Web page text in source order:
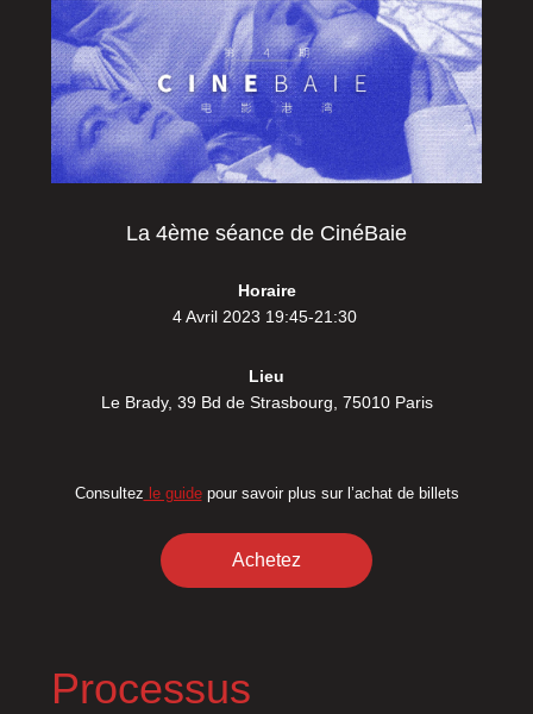
La 4ème séance de CinéBaie
Horaire
4 Avril 2023 19:45-21:30
Lieu
Le Brady, 39 Bd de Strasbourg, 75010 Paris
Consultez le guidepour savoir plus sur l’achat de billets
Achetez
Processus